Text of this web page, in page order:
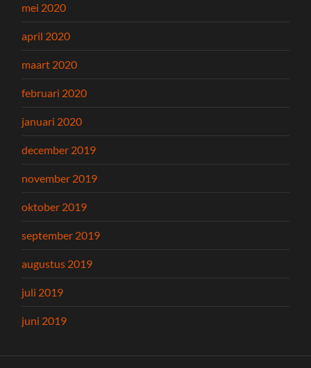
mei 2020
april 2020
maart 2020
februari 2020
januari 2020
december 2019
november 2019
oktober 2019
september 2019
augustus 2019
juli 2019
juni 2019